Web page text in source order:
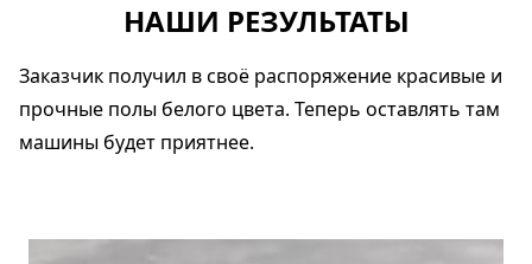
НАШИ РЕЗУЛЬТАТЫ
Заказчик получил в своё распоряжение красивые и
прочные полы белого цвета. Теперь оставлять там
машины будет приятнее.